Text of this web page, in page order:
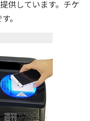
供しています。チケ
。